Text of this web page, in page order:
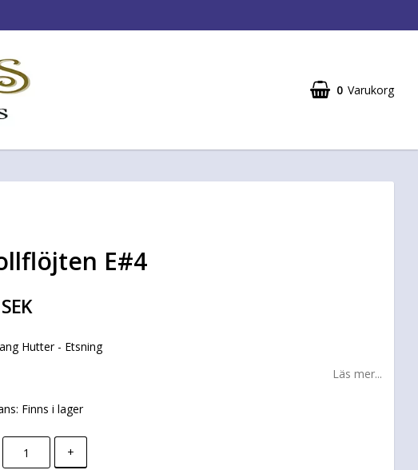
0 Varukorg
E#4
Hutter - Etsning
Läs mer...
Finns i lager
+